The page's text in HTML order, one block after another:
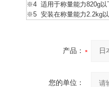
※4 适用于称量能力820g
※5 安装在称量能力2.2kg
产品：
您的单位：